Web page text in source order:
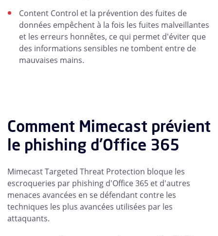
Content Control et la prévention des fuites de
données empêchent à la fois les fuites malveillantes
et les erreurs honnêtes, ce qui permet d'éviter que
des informations sensibles ne tombent entre de
mauvaises mains.
Comment Mimecast prévient
le phishing d'Office 365
Mimecast Targeted Threat Protection bloque les
escroqueries par phishing d'Office 365 et d'autres
menaces avancées en se défendant contre les
techniques les plus avancées utilisées par les
attaquants.